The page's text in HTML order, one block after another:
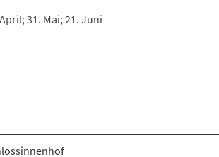
31. Mai; 21. Juni